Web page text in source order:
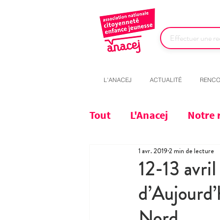
L'ANACEJ ACTUALITÉ
Tout L'Anacej Notre
12-13
1 avr. 20192 min de lecture